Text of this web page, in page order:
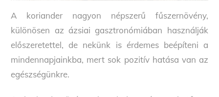
A koriander nagyon népszerű fűszernövény,
különösen az ázsiai gasztronómiában használják
előszeretettel, de nekünk is érdemes beépíteni a
mindennapjainkba, mert sok pozitív hatása van az
egészségünkre.